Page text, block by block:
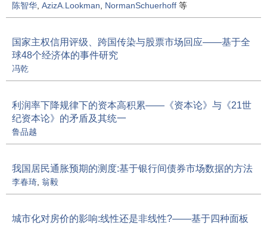
陈智华, AzizA.Lookman, NormanSchuerhoff 等
国家主权信用评级、跨国传染与股票市场回应——基于全
球48个经济体的事件研究
冯乾
利润率下降规律下的资本高积累——《资本论》与《21世
纪资本论》的矛盾及其统一
鲁品越
我国居民通胀预期的测度:基于银行间债券市场数据的方法
李春琦, 翁毅
城市化对房价的影响:线性还是非线性?——基于四种面板